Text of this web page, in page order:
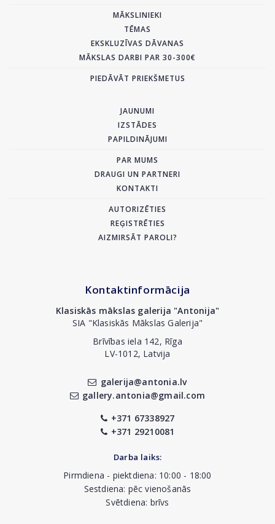
MĀKSLINIEKI
TĒMAS
EKSKLUZĪVAS DĀVANAS
MĀKSLAS DARBI PAR 30-300€
PIEDĀVĀT PRIEKŠMETUS
JAUNUMI
IZSTĀDES
PAPILDINĀJUMI
PAR MUMS
DRAUGI UN PARTNERI
KONTAKTI
AUTORIZĒTIES
REĢISTRĒTIES
AIZMIRSĀT PAROLI?
Kontaktinformācija
Klasiskās mākslas galerija "Antonija"
SIA "Klasiskās Mākslas Galerija"
Brīvības iela 142, Rīga
LV-1012, Latvija
galerija@antonia.lv
gallery.antonia@gmail.com
+371 67338927
+371 29210081
Darba laiks:
Pirmdiena - piektdiena: 10:00 - 18:00
Sestdiena: pēc vienošanās
Svētdiena: brīvs